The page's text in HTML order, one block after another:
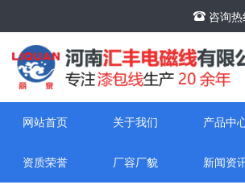
咨询热
网站首页 关于我们 产品中
资质荣誉 厂容厂貌 新闻资